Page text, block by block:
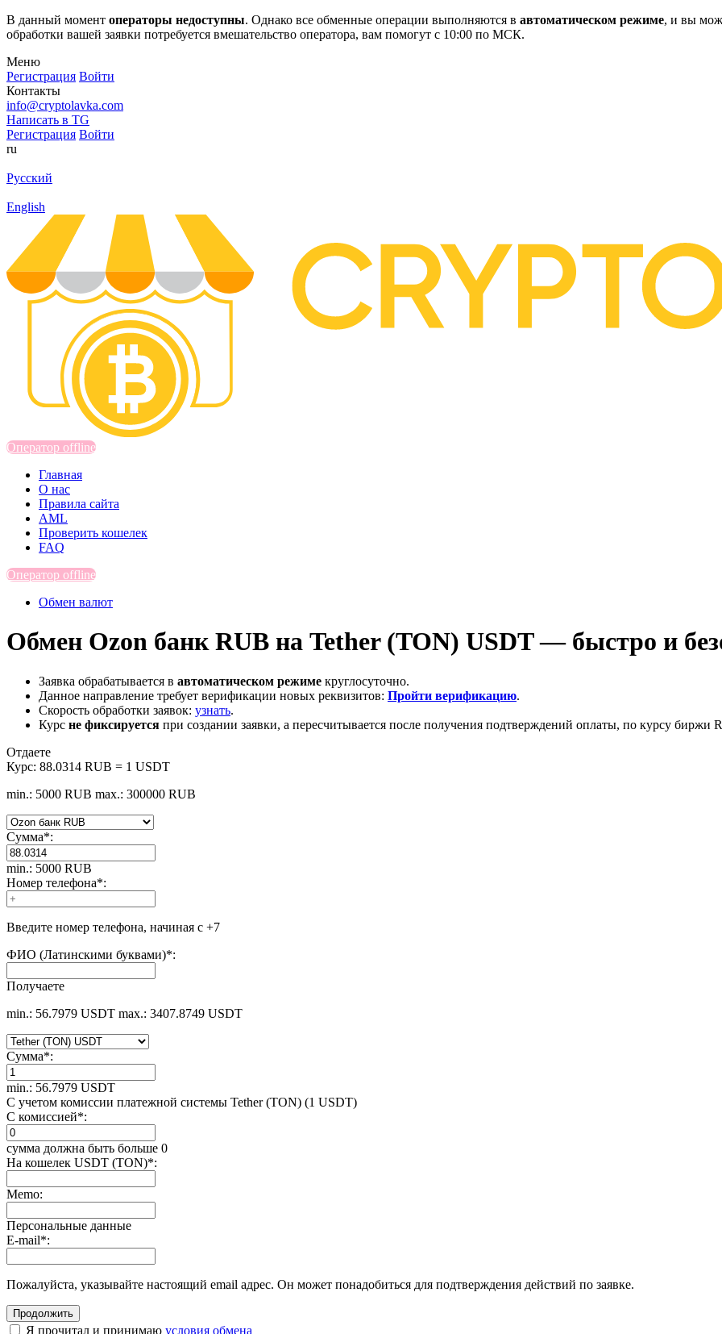
В данный момент операторы недоступны. Однако все обменные операции выполняются в автоматическом режиме, и вы
обработки вашей заявки потребуется вмешательство оператора, вам помогут с 10:00 по МСК.
Меню
Регистрация Войти
Контакты
info@cryptolavka.com
Написать в TG
Регистрация Войти
ru
Русский
English
Оператор offline
Главная
О нас
Правила сайта
AML
Проверить кошелек
FAQ
Оператор offline
Обмен валют
Обмен Ozon банк RUB на Tether (TON) USDT — быстро и
Заявка обрабатывается в автоматическом режиме круглосуточно.
Данное направление требует верификации новых реквизитов: Пройти верификацию.
Скорость обработки заявок: узнать.
Курс не фиксируется при создании заявки, а пересчитывается после получения подтверждений оплаты, по курсу биржи
Отдаете
Курс: 88.0314 RUB = 1 USDT
min.: 5000 RUB max.: 300000 RUB
Сумма*:
min.: 5000 RUB
Номер телефона*:
Введите номер телефона, начиная с +7
ФИО (Латинскими буквами)*:
Получаете
min.: 56.7979 USDT max.: 3407.8749 USDT
Сумма*:
min.: 56.7979 USDT
С учетом комиссии платежной системы Tether (TON) (1 USDT)
С комиссией*:
сумма должна быть больше 0
На кошелек USDT (TON)*:
Memo:
Персональные данные
E-mail*:
Пожалуйста, указывайте настоящий email адрес. Он может понадобиться для подтверждения действий по заявке.
Я прочитал и принимаю условия обмена